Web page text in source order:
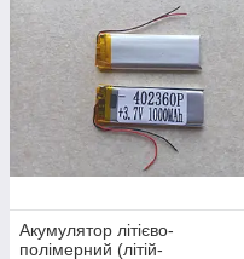
Акумулятор літієво-
полімерний (літій-